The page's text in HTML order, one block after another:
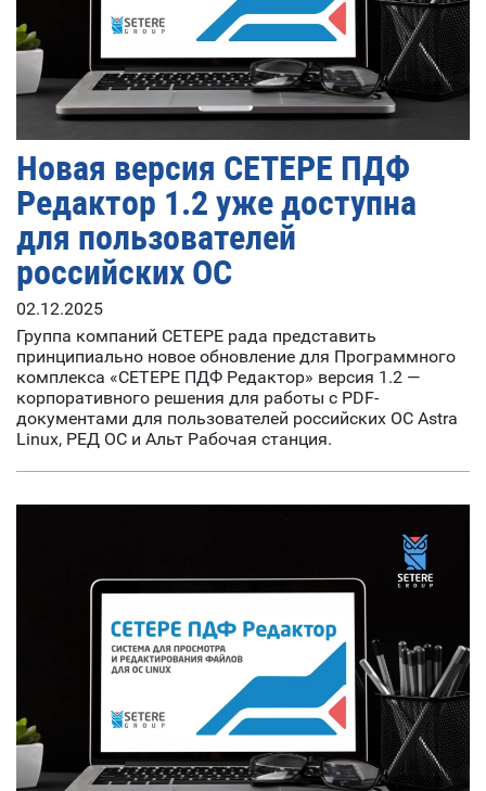
Новая версия СЕТЕРЕ ПДФ
Редактор 1.2 уже доступна
для пользователей
российских ОС
02.12.2025
Группа компаний СЕТЕРЕ рада представить
принципиально новое обновление для Программного
комплекса «СЕТЕРЕ ПДФ Редактор» версия 1.2 —
корпоративного решения для работы с PDF-
документами для пользователей российских ОС Astra
Linux, РЕД ОС и Альт Рабочая станция.